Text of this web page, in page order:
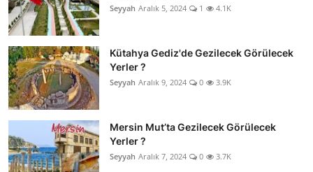
Seyyah Aralık 5, 2024 1 4.1K
Kütahya Gediz'de Gezilecek Görülecek
Yerler ?
Seyyah Aralık 9, 2024 0 3.9K
Mersin Mut’ta Gezilecek Görülecek
Yerler ?
Seyyah Aralık 7, 2024 0 3.7K